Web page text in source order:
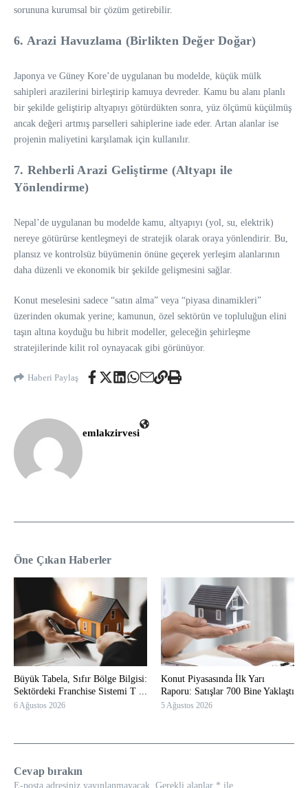
sorununa kurumsal bir çözüm getirebilir.
6. Arazi Havuzlama (Birlikten Değer Doğar)
Japonya ve Güney Kore’de uygulanan bu modelde, küçük mülk
sahipleri arazilerini birleştirip kamuya devreder. Kamu bu alanı planlı
bir şekilde geliştirip altyapıyı götürdükten sonra, yüz ölçümü küçülmüş
ancak değeri artmış parselleri sahiplerine iade eder. Artan alanlar ise
projenin maliyetini karşılamak için kullanılır.
7. Rehberli Arazi Geliştirme (Altyapı ile
Yönlendirme)
Nepal’de uygulanan bu modelde kamu, altyapıyı (yol, su, elektrik)
nereye götürürse kentleşmeyi de stratejik olarak oraya yönlendirir. Bu,
plansız ve kontrolsüz büyümenin önüne geçerek yerleşim alanlarının
daha düzenli ve ekonomik bir şekilde gelişmesini sağlar.
Konut meselesini sadece “satın alma” veya “piyasa dinamikleri”
üzerinden okumak yerine; kamunun, özel sektörün ve topluluğun elini
taşın altına koyduğu bu hibrit modeller, geleceğin şehirleşme
stratejilerinde kilit rol oynayacak gibi görünüyor.
Haberi Paylaş
emlakzirvesi
Öne Çıkan Haberler
Büyük Tabela, Sıfır Bölge Bilgisi:
Sektördeki Franchise Sistemi T ...
6 Ağustos 2026
Konut Piyasasında İlk Yarı
Raporu: Satışlar 700 Bine Yaklaştı
5 Ağustos 2026
Cevap bırakın
E-posta adresiniz yayınlanmayacak. Gerekli alanlar * ile